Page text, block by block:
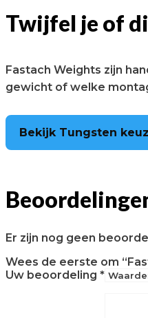
Twijfel je of
Fastach Weights zijn
gewicht of welke
Bekijk Tungsten
Er zijn nog geen
Wees de eerste om
Uw beoordeling *